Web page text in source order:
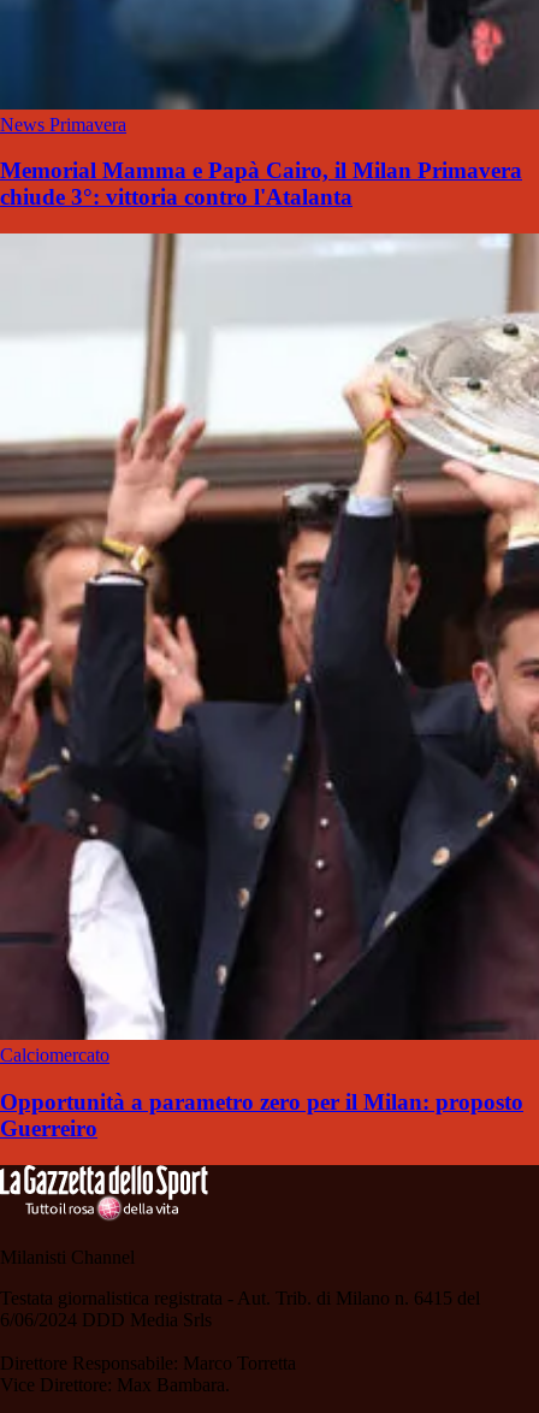
News Primavera
Memorial Mamma e Papà Cairo, il Milan Primavera
chiude 3°: vittoria contro l'Atalanta
Calciomercato
Opportunità a parametro zero per il Milan: proposto
Guerreiro
Milanisti Channel
Testata giornalistica registrata - Aut. Trib. di Milano n. 6415 del
6/06/2024 DDD Media Srls
Direttore Responsabile: Marco Torretta
Vice Direttore: Max Bambara.